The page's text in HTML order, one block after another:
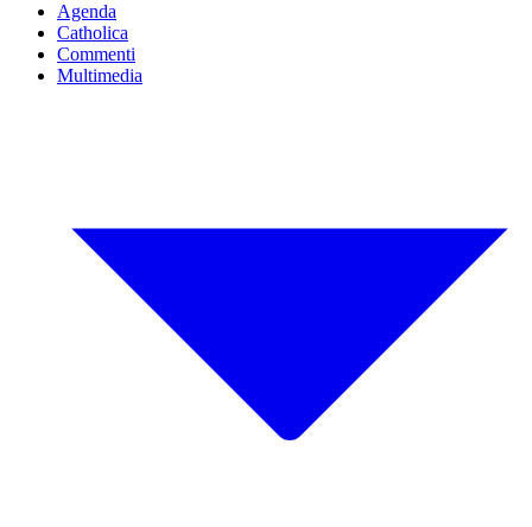
Agenda
Catholica
Commenti
Multimedia